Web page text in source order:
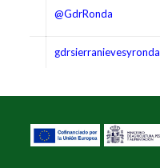
@GdrRonda
gdrsierranievesyronda